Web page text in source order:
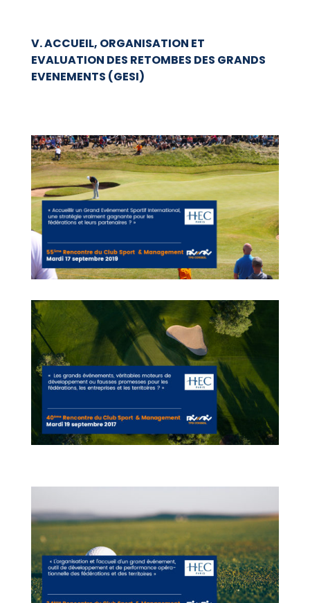
V. ACCUEIL, ORGANISATION ET
EVALUATION DES RETOMBES DES GRANDS
EVENEMENTS (GESI)